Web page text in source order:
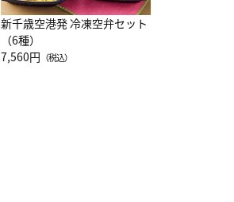
新千歳空港発 冷凍空弁セット
（6種）
7,560円 （税込）